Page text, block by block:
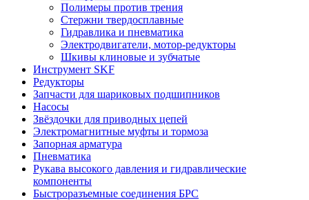
Полимеры против трения
Стержни твердосплавные
Гидравлика и пневматика
Электродвигатели, мотор-редукторы
Шкивы клиновые и зубчатые
Инструмент SKF
Редукторы
Запчасти для шариковых подшипников
Насосы
Звёздочки для приводных цепей
Электромагнитные муфты и тормоза
Запорная арматура
Пневматика
Рукава высокого давления и гидравлические
компоненты
Быстроразъемные соединения БРС